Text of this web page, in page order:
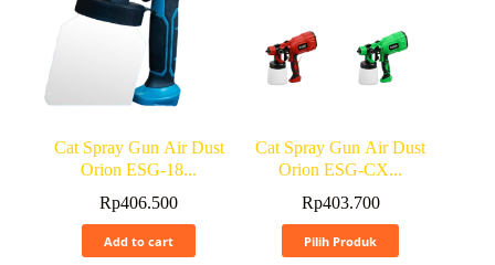
Cat Spray Gun Air Dust
Orion ESG-18...
Rp406.500
Add to cart
Cat Spray Gun Air Dust
Orion ESG-CX...
Rp403.700
Pilih Produk